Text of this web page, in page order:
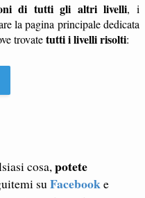
di tutti gli altri livelli, i
la pagina principale dedicata
trovatetutti i livelli risolti:
cosa,potete
suFacebooke